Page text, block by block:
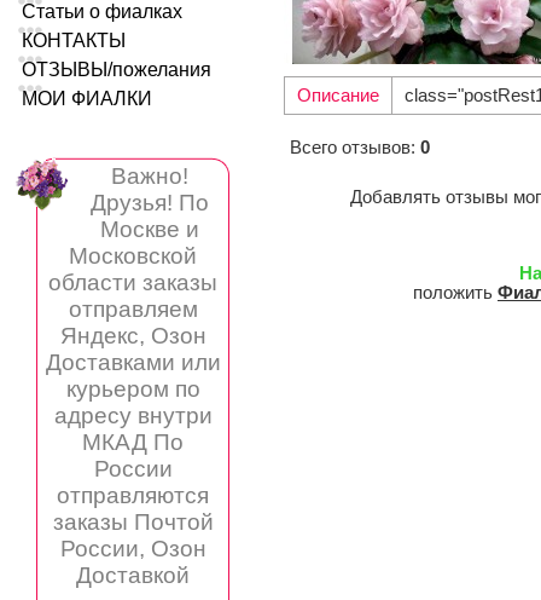
Статьи о фиалках
КОНТАКТЫ
ОТЗЫВЫ/пожелания
МОИ ФИАЛКИ
Важно!
Друзья! По
Москве и
Московской
области заказы
отправляем
Яндекс, Озон
Доставками или
курьером по
адресу внутри
МКАД По
России
отправляются
заказы Почтой
России, Озон
Доставкой
Описание
Всего отзывов: 0
Добавлять отзывы
положить